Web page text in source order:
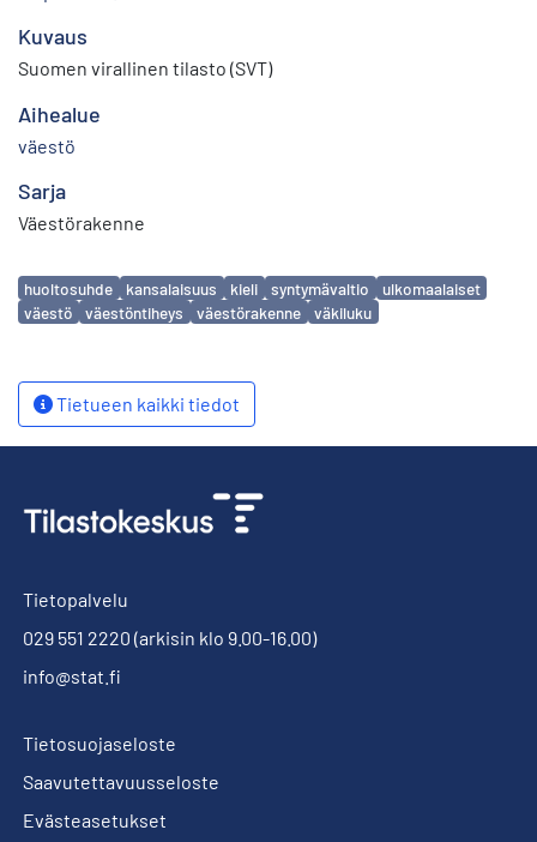
Kuvaus
Suomen virallinen tilasto (SVT)
Aihealue
väestö
Sarja
Väestörakenne
Avainsanat
huoltosuhde kansalaisuus kieli syntymävaltio
ulkomaalaiset
väestö
väestöntiheys väestörakenne väkiluku
Tietueen kaikki tiedot
Tietopalvelu
029 551 2220 (arkisin klo 9.00-16.00)
info@stat.fi
Tietosuojaseloste
Saavutettavuusseloste
Evästeasetukset